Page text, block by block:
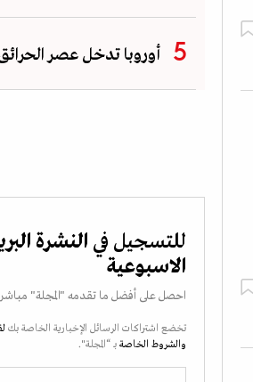
أوروبا تدخل عصر
للتسجيل في النشرة
الاسبوعية
احصل على أفضل ما تقدمه "المجلة"
تخضع اشتراكات الرسائل الإخبارية الخاصة بك
والشروط الخاصة بـ “المجلة".